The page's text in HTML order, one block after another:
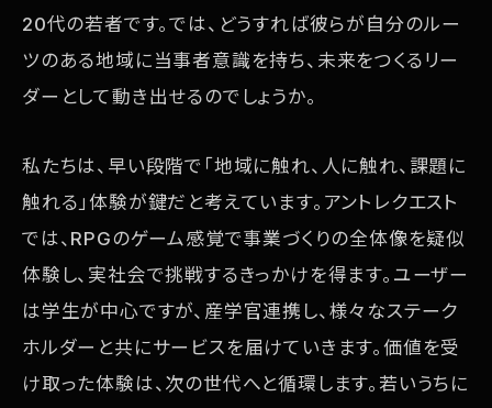
20代の若者です。では、どうすれば彼らが自分のルー
ツのある地域に当事者意識を持ち、未来をつくるリー
ダーとして動き出せるのでしょうか。
私たちは、早い段階で「地域に触れ、人に触れ、課題に
触れる」体験が鍵だと考えています。アントレクエスト
では、RPGのゲーム感覚で事業づくりの全体像を疑似
体験し、実社会で挑戦するきっかけを得ます。ユーザー
は学生が中心ですが、産学官連携し、様々なステーク
ホルダーと共にサービスを届けていきます。価値を受
け取った体験は、次の世代へと循環します。若いうちに